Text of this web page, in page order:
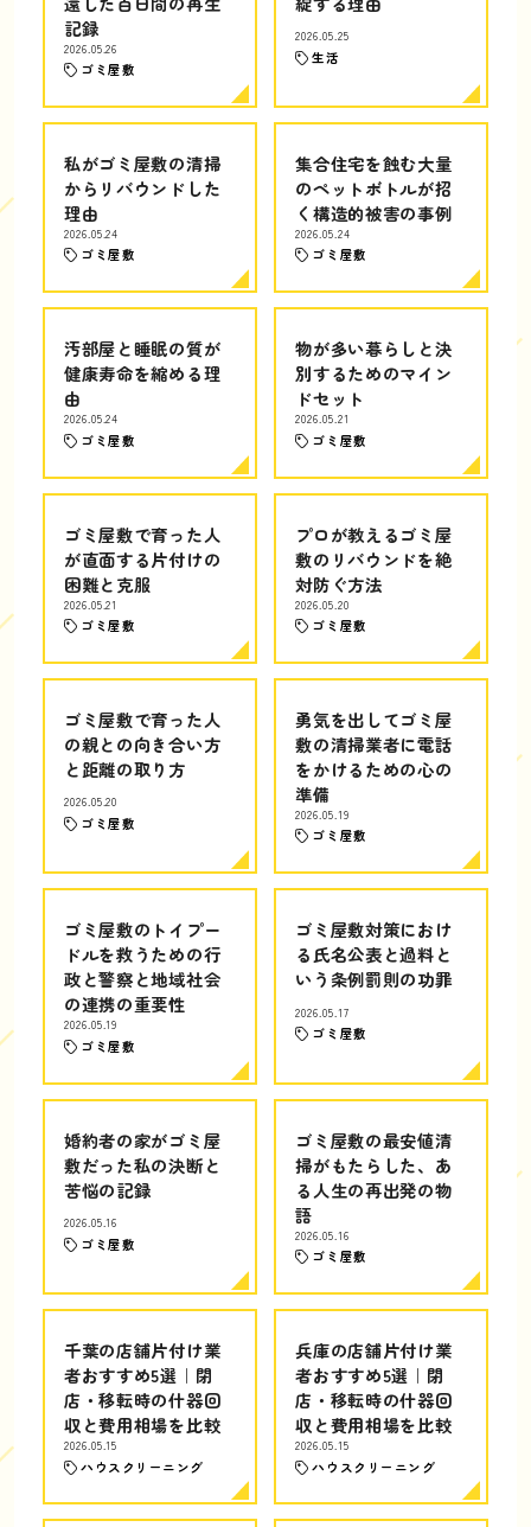
記録
2026.05.26
ゴミ屋敷
2026.05.25
生活
私がゴミ屋敷の清掃
からリバウンドした
理由
2026.05.24
ゴミ屋敷
集合住宅を蝕む大量
のペットボトルが招
く構造的被害の事例
2026.05.24
ゴミ屋敷
汚部屋と睡眠の質が
健康寿命を縮める理
由
2026.05.24
ゴミ屋敷
物が多い暮らしと決
別するためのマイン
ドセット
2026.05.21
ゴミ屋敷
ゴミ屋敷で育った人
が直面する片付けの
困難と克服
2026.05.21
ゴミ屋敷
プロが教えるゴミ屋
敷のリバウンドを絶
対防ぐ方法
2026.05.20
ゴミ屋敷
ゴミ屋敷で育った人
の親との向き合い方
と距離の取り方
2026.05.20
ゴミ屋敷
勇気を出してゴミ屋
敷の清掃業者に電話
をかけるための心の
準備
2026.05.19
ゴミ屋敷
ゴミ屋敷のトイプー
ドルを救うための行
政と警察と地域社会
の連携の重要性
2026.05.19
ゴミ屋敷
ゴミ屋敷対策におけ
る氏名公表と過料と
いう条例罰則の功罪
2026.05.17
ゴミ屋敷
婚約者の家がゴミ屋
敷だった私の決断と
苦悩の記録
2026.05.16
ゴミ屋敷
ゴミ屋敷の最安値清
掃がもたらした、あ
る人生の再出発の物
語
2026.05.16
ゴミ屋敷
千葉の店舗片付け業
者おすすめ5選｜閉
店・移転時の什器回
収と費用相場を比較
2026.05.15
ハウスクリーニング
兵庫の店舗片付け業
者おすすめ5選｜閉
店・移転時の什器回
収と費用相場を比較
2026.05.15
ハウスクリーニング